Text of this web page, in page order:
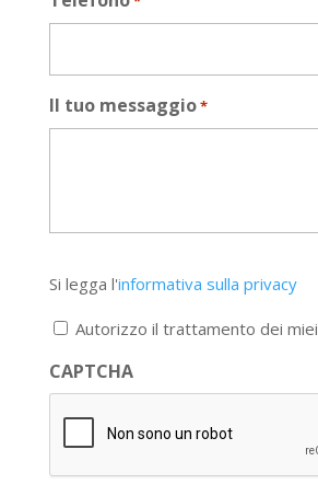
Il tuo messaggio*
legga
l'informativa
privacy
*
Si legga l'informativa sulla privacy
Autorizzo il trattamento dei
CAPTCHA